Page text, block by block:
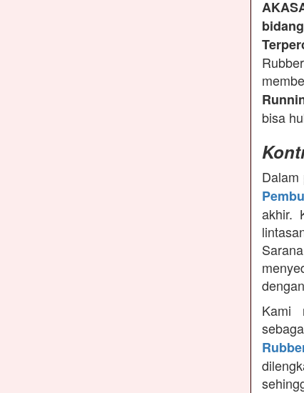
bisa
Dalam
akhir.
Kami